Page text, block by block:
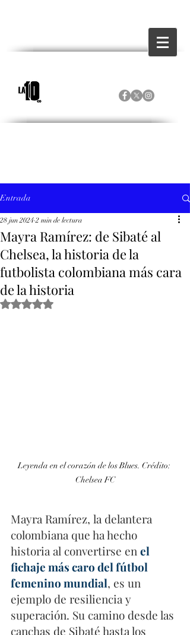
Entrada
Mayra Ramírez: de Sibaté al
Chelsea, la historia de la
futbolista colombiana más cara
de la historia
28 jun 2024 2 min de lectura
Obtuvo NaN de 5 estrellas.
Leyenda en el corazón de los Blues. Crédito:
Chelsea FC
Mayra Ramírez, la delantera
colombiana que ha hecho
historia al convertirse en el
fichaje más caro del fútbol
femenino mundial, es un
ejemplo de resiliencia y
superación. Su camino desde las
canchas de Sibaté hasta los